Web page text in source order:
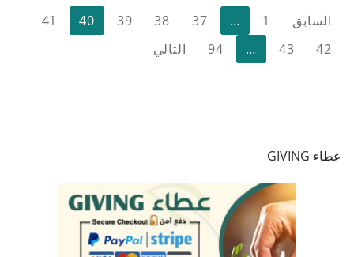
تعدد
صفحات
السابق 1
…
37
38
39
40
41
42
43
…
94 التالي
عطاء GIVING